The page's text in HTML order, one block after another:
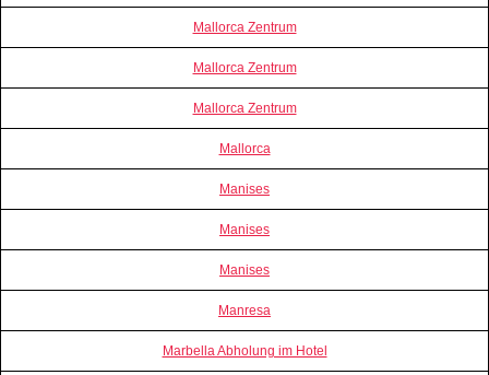
Mallorca Zentrum
Mallorca Zentrum
Mallorca Zentrum
Mallorca
Manises
Manises
Manises
Manresa
Marbella Abholung im Hotel